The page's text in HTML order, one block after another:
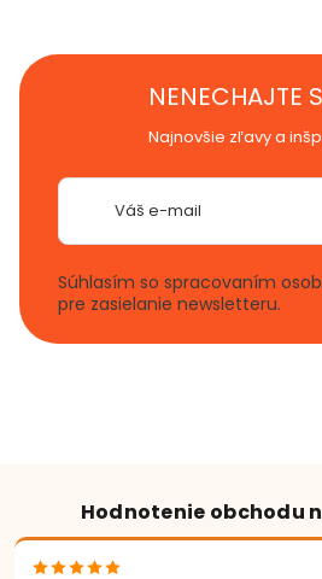
NENECHAJTE
Najnovšie zľavy a
Súhlasím so spracovaním
pre zasielanie newsletteru.
Hodnotenie obchodu